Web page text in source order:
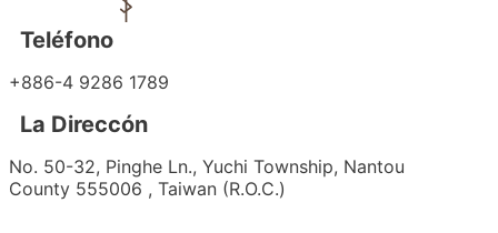
Teléfono
+886-4 9286 1789
La Direccón
No. 50-32, Pinghe Ln., Yuchi Township, Nantou
County 555006 , Taiwan (R.O.C.)